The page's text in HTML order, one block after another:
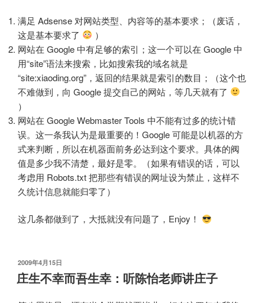
满足 Adsense 对网站类型、内容等的基本要求；（废话，
这是基本要求了
）
网站在 Google 中有足够的索引；这一个可以在 Google 中
用“site”语法来搜索，比如搜索我的域名就是
“site:xiaoding.org”，返回的结果就是索引的数目；（这个也
不难做到，向 Google 提交自己的网站，等几天就有了
）
网站在 Google Webmaster Tools 中不能有过多的统计错
误。这一条我认为是最重要的！Google 可能是以机器的方
式来判断，所以在机器面前务必达到这个要求。具体的阀
值是多少我不清楚，最好是零。（如果有错误的话，可以
考虑用 Robots.txt 把那些有错误的网址设为禁止，这样不
久统计信息就能归零了）
这几条都做到了，大抵就没有问题了，Enjoy！
发
布
于
2009年4月15日
庄生不幸而吾生幸：听陈怡老师讲庄子